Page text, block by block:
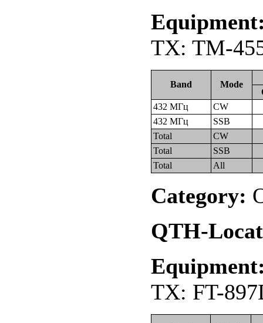
TX: TM-
Band Mode
432 МГц
CW
432 МГц
SSB
Total
CW
Total
SSB
Total
All
Category:
QTH-
TX: FT-